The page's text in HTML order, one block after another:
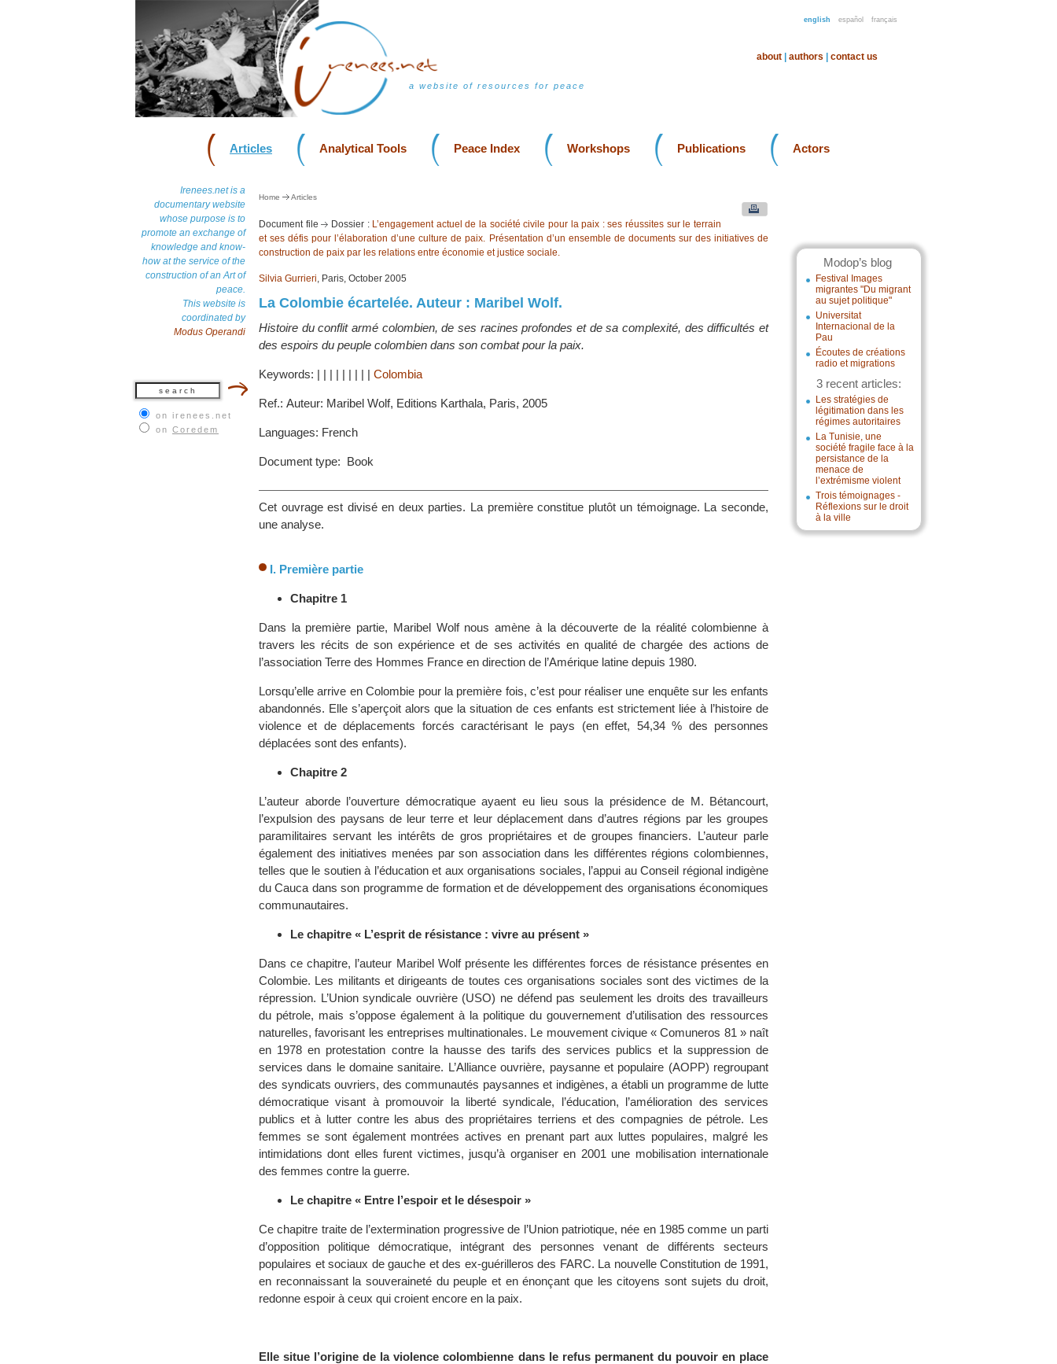
english español français
a website of resources for peace
about authors contact us
Articles Analytical Tools Peace Index Workshops Publications Actors
Irenees.net is a
documentary website
whose purpose is to
promote an exchange of
knowledge and know-
how at the service of the
construction of an Art of
peace.
This website is
coordinated by
Modus Operandi
on irenees.net
on Coredem
Modop’s blog
Festival Images
migrantes "Du migrant
au sujet politique"
Universitat
Internacional de la
Pau
Écoutes de créations
radio et migrations
3 recent articles:
Les stratégies de
légitimation dans les
régimes autoritaires
La Tunisie, une
société fragile face à la
persistance de la
menace de
l’extrémisme violent
Trois témoignages -
Réflexions sur le droit
à la ville
Home Articles
Document file Dossier : L’engagement actuel de la société civile pour la paix : ses réussites sur le terrain
et ses défis pour l’élaboration d’une culture de paix. Présentation d’un ensemble de documents sur des initiatives de
construction de paix par les relations entre économie et justice sociale.
Silvia Gurrieri, Paris, October 2005
La Colombie écartelée. Auteur : Maribel Wolf.
Histoire du conflit armé colombien, de ses racines profondes et de sa complexité, des difficultés et
des espoirs du peuple colombien dans son combat pour la paix.
Keywords: | | | | | | | | | Colombia
Ref.: Auteur: Maribel Wolf, Editions Karthala, Paris, 2005
Languages: French
Document type: Book
Cet ouvrage est divisé en deux parties. La première constitue plutôt un témoignage. La seconde,
une analyse.
I. Première partie
Chapitre 1
Dans la première partie, Maribel Wolf nous amène à la découverte de la réalité colombienne à
travers les récits de son expérience et de ses activités en qualité de chargée des actions de
l’association Terre des Hommes France en direction de l’Amérique latine depuis 1980.
Lorsqu’elle arrive en Colombie pour la première fois, c’est pour réaliser une enquête sur les enfants
abandonnés. Elle s’aperçoit alors que la situation de ces enfants est strictement liée à l’histoire de
violence et de déplacements forcés caractérisant le pays (en effet, 54,34 % des personnes
déplacées sont des enfants).
Chapitre 2
L’auteur aborde l’ouverture démocratique ayaent eu lieu sous la présidence de M. Bétancourt,
l’expulsion des paysans de leur terre et leur déplacement dans d’autres régions par les groupes
paramilitaires servant les intérêts de gros propriétaires et de groupes financiers. L’auteur parle
également des initiatives menées par son association dans les différentes régions colombiennes,
telles que le soutien à l’éducation et aux organisations sociales, l’appui au Conseil régional indigène
du Cauca dans son programme de formation et de développement des organisations économiques
communautaires.
Le chapitre « L’esprit de résistance : vivre au présent »
Dans ce chapitre, l’auteur Maribel Wolf présente les différentes forces de résistance présentes en
Colombie. Les militants et dirigeants de toutes ces organisations sociales sont des victimes de la
répression. L’Union syndicale ouvrière (USO) ne défend pas seulement les droits des travailleurs
du pétrole, mais s’oppose également à la politique du gouvernement d’utilisation des ressources
naturelles, favorisant les entreprises multinationales. Le mouvement civique « Comuneros 81 » naît
en 1978 en protestation contre la hausse des tarifs des services publics et la suppression de
services dans le domaine sanitaire. L’Alliance ouvrière, paysanne et populaire (AOPP) regroupant
des syndicats ouvriers, des communautés paysannes et indigènes, a établi un programme de lutte
démocratique visant à promouvoir la liberté syndicale, l’éducation, l’amélioration des services
publics et à lutter contre les abus des propriétaires terriens et des compagnies de pétrole. Les
femmes se sont également montrées actives en prenant part aux luttes populaires, malgré les
intimidations dont elles furent victimes, jusqu’à organiser en 2001 une mobilisation internationale
des femmes contre la guerre.
Le chapitre « Entre l’espoir et le désespoir »
Ce chapitre traite de l’extermination progressive de l’Union patriotique, née en 1985 comme un parti
d’opposition politique démocratique, intégrant des personnes venant de différents secteurs
populaires et sociaux de gauche et des ex-guérilleros des FARC. La nouvelle Constitution de 1991,
en reconnaissant la souveraineté du peuple et en énonçant que les citoyens sont sujets du droit,
redonne espoir à ceux qui croient encore en la paix.
Elle situe l’origine de la violence colombienne dans le refus permanent du pouvoir en place